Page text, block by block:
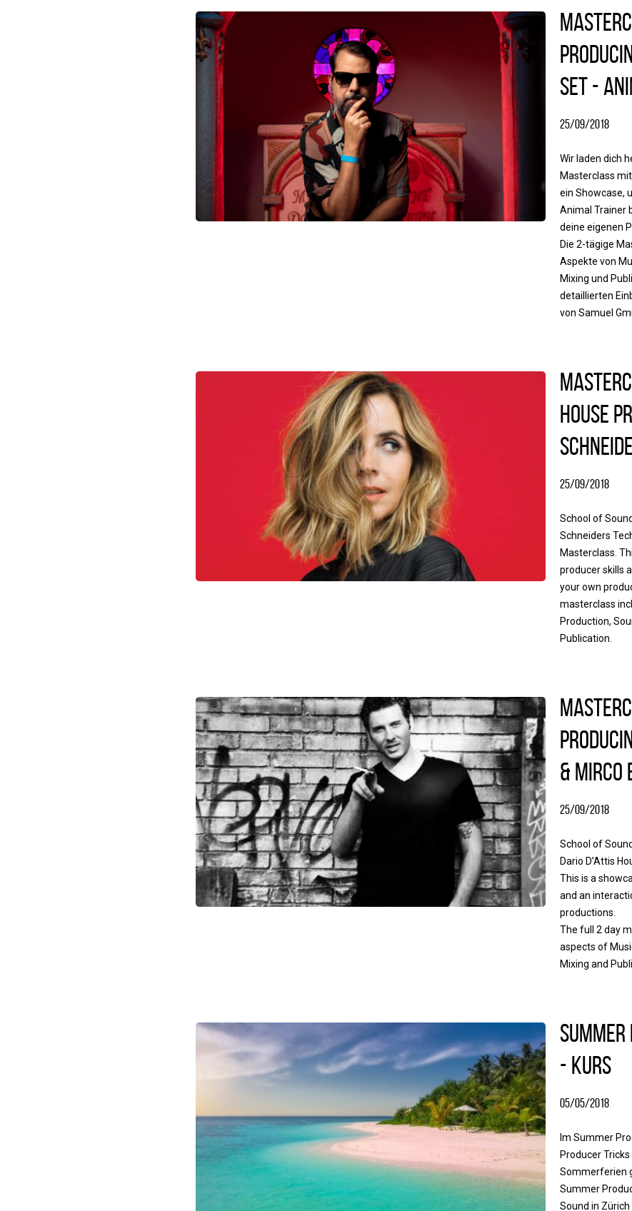
Set -
25/09/2018
Wir laden dich
Masterclass
ein Showcase,
Animal Trainer
deine eigenen
Die 2-tägige
Aspekte von
Mixing und
detaillierten
von Samuel
House
25/09/2018
School of
Schneiders
Masterclass.
producer skills
your own
masterclass
Production,
Publication.
& Mirco
25/09/2018
School of
Dario D’Attis
This is a
and an
productions.
The full 2 day
aspects of
Mixing and
- Kurs
05/05/2018
Im Summer
Producer
Sommerferien
Summer
Sound in